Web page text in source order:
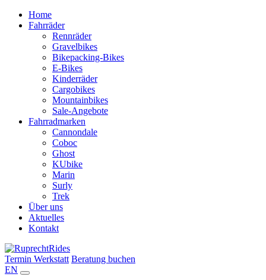
Zum
Inhalt
Home
Fahrräder
Rennräder
Gravelbikes
Bikepacking-Bikes
E-Bikes
Kinderräder
Cargobikes
Mountainbikes
Sale-Angebote
Fahrradmarken
Cannondale
Coboc
Ghost
KUbike
Marin
Surly
Trek
Über uns
Aktuelles
Kontakt
Termin Werkstatt Beratung buchen
EN